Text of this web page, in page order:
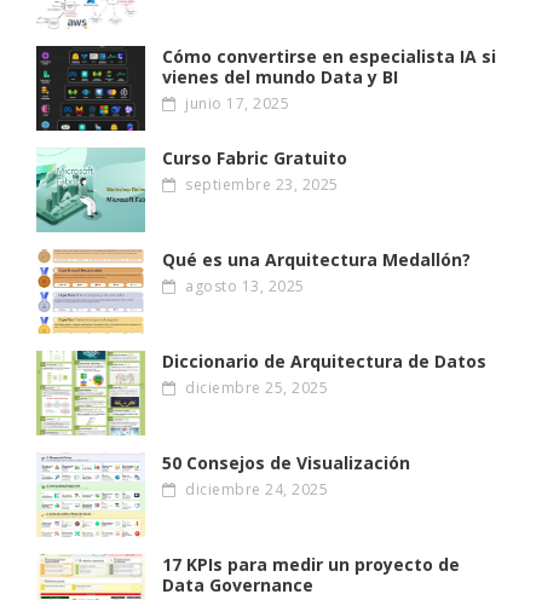
Cómo convertirse en especialista IA si
vienes del mundo Data y BI
junio 17, 2025
Curso Fabric Gratuito
septiembre 23, 2025
Qué es una Arquitectura Medallón?
agosto 13, 2025
Diccionario de Arquitectura de Datos
diciembre 25, 2025
50 Consejos de Visualización
diciembre 24, 2025
17 KPIs para medir un proyecto de
Data Governance